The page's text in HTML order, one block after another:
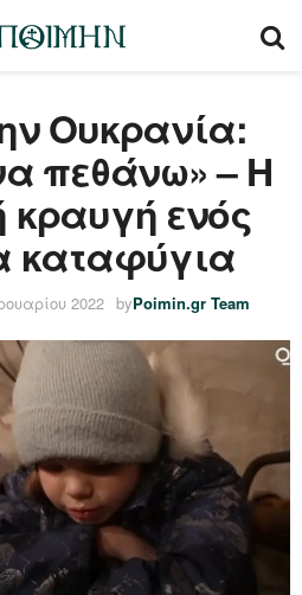
Ουκρανία:
πεθάνω» – Η
κραυγή ενός
καταφύγια
2022 byPoimin.gr Team